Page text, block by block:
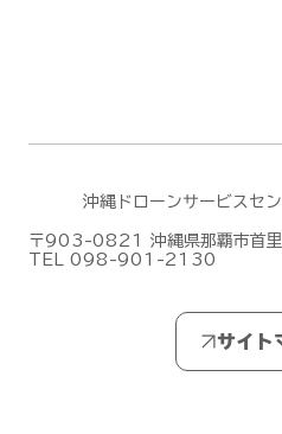
沖縄ドローンサービスセ
〒903-0821 沖縄県那覇市首
TEL 098-901-2130